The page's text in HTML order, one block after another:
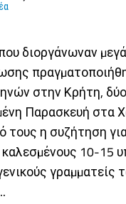
διοργάνωναν
στην Κρήτη,
Παρασκευή στα
τους η συζήτηση
10-15
γραµµατείς